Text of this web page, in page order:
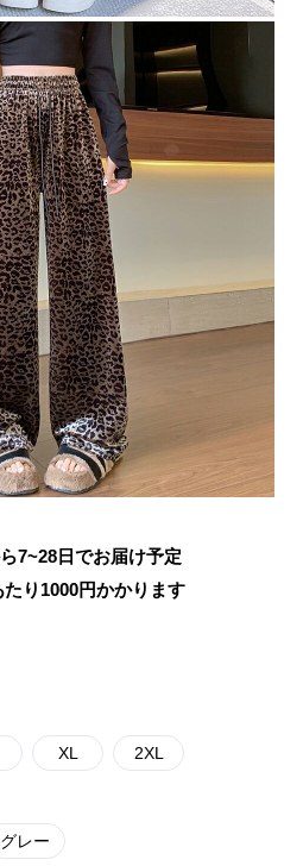
7~28日でお届け予定
り 1000円かかります
XL 2XL
グレー